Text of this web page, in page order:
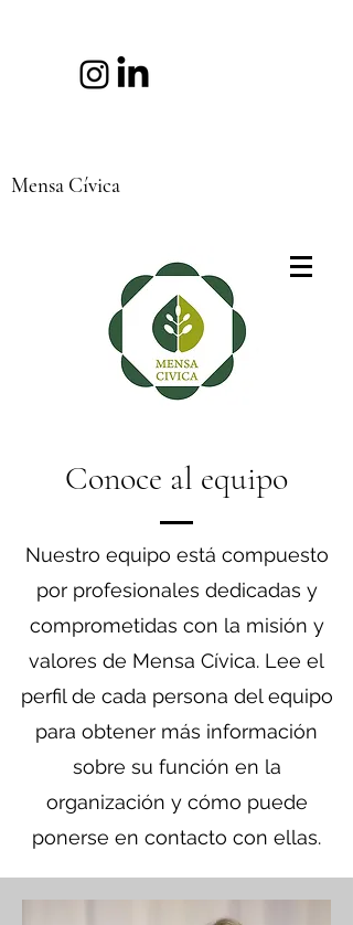
Mensa Cívica
Conoce al equipo
Nuestro equipo está compuesto
por profesionales dedicadas y
comprometidas con la misión y
valores de Mensa Cívica. Lee el
perfil de cada persona del equipo
para obtener más información
sobre su función en la
organización y cómo puede
ponerse en contacto con ellas.